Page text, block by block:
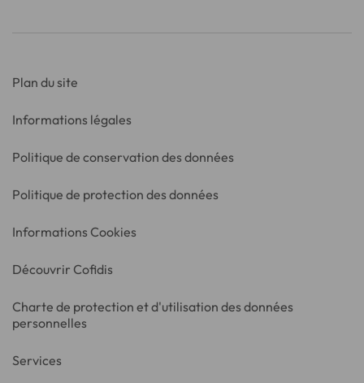
Plan du site
Informations légales
Politique de conservation des données
Politique de protection des données
Informations Cookies
Découvrir Cofidis
Charte de protection et d'utilisation des données
personnelles
Services